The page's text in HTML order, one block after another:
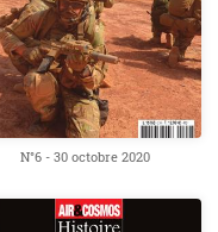
N°6 - 30 octobre 2020